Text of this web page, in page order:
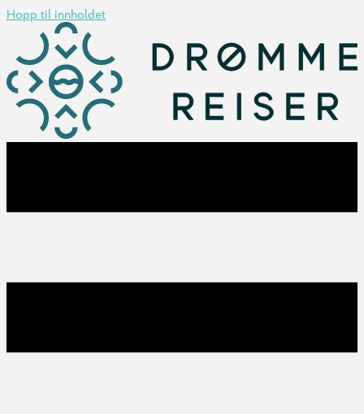
Hopp til innholdet